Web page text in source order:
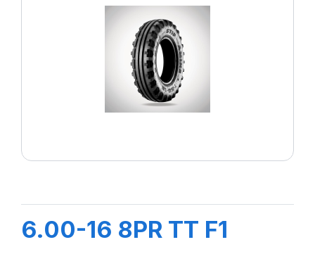
6.00-16 8PR TT F1